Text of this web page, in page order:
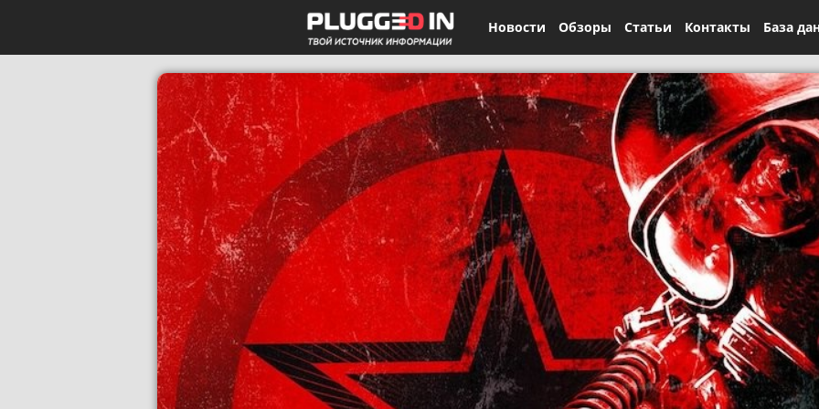
Новости Обзоры Статьи Контакты База